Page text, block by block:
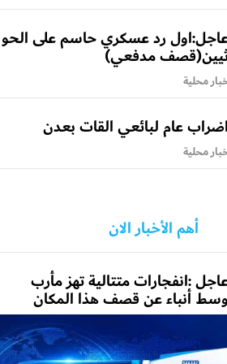
رد عسكري حاسم على الحو
مدفعي)
محلية
اضراب عام لبائعي القات بعدن
محلية
أهم الأخبار الان
:انفجارات متتالية تهز مأرب
وسط أنباء عن قصف هذا المكان